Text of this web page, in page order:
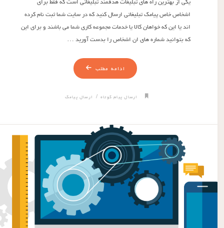
یکی از بهترین راه های تبلیغات هدفمند تبلیغاتی است که فقط برای
اشخاص خاص پیامک تبلیغاتی ارسال کنید که در سایت شما ثبت نام کرده
اند یا این که خواهان کالا یا خدمات مجموعه کاری شما می باشند و برای این
که بتوانید شماره های ان اشخاص را بدست آورید …
ادامه مطلب
ارسال پیام کوتاه / ارسال پیامک